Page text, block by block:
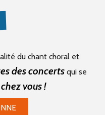
du chant choral et
des concertsqui se
vous !